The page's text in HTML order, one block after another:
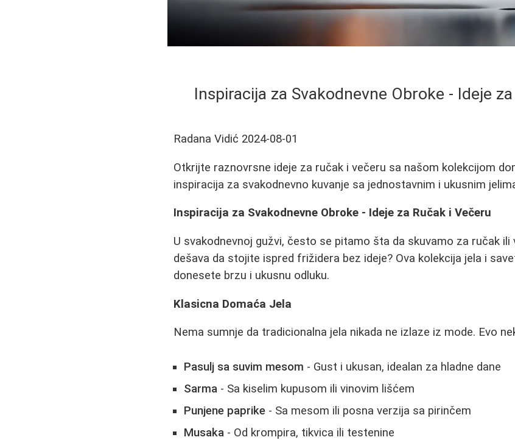
Inspiracija za Svakodnevne Obroke - Ideje
Radana Vidić 2024-08-01
Otkrijte raznovrsne ideje za ručak i večeru sa našom kolekcijom
inspiracija za svakodnevno kuvanje sa jednostavnim i ukusnim
Inspiracija za Svakodnevne Obroke - Ideje za Ručak i Večeru
U svakodnevnoj gužvi, često se pitamo šta da skuvamo za ručak ili
dešava da stojite ispred frižidera bez ideje? Ova kolekcija jela i
donesete brzu i ukusnu odluku.
Klasicna Domaća Jela
Nema sumnje da tradicionalna jela nikada ne izlaze iz mode. Evo
Pasulj sa suvim mesom - Gust i ukusan, idealan za hladne dane
Sarma - Sa kiselim kupusom ili vinovim lišćem
Punjene paprike - Sa mesom ili posna verzija sa pirinčem
Musaka - Od krompira, tikvica ili testenine